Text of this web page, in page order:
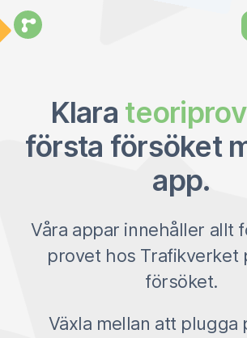
Klara
första försöket
app.
Våra appar innehåller allt
provet hos Trafikverket
försöket.
Växla mellan att plugga